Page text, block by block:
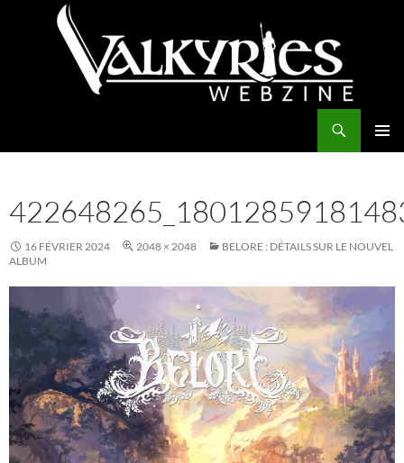
16 FÉVRIER 2024 2048 × 2048
BELORE : DÉTAILS SUR LE NOUVEL
ALBUM